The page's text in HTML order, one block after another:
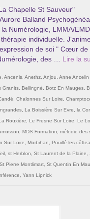
Sacrées -La
Penna
d’évolution vers une
à la sophrologie «
Méditation tous les
« Le chemin par la psyché »
Psychopraticien
Chapelle St Sauveur"
Balland
Numérologie, LMMA/
individuelle.
de soi " Cœur de
des … Lire la
Ancenis Anethz Anjou Anne
Granits Bellingné Botz En Mauges
Chalonnes Sur Loire
La Boissière Sur Evre la
Rouxière Le Fresne Sur Loire Le
MDS Formation mélodie des
Sur Loire Morbihan Pouillé les
st Herblon St Laurent de la Plaine
St Pierre Montlimart St Quentin En
Yann Lipnick